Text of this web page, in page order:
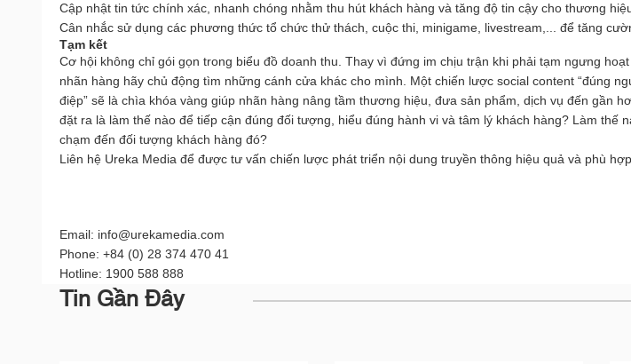
Cập nhật tin tức chính xác, nhanh chóng nhằm thu hút khách hàng và tăng độ tin cậy cho thương
Cân nhắc sử dụng các phương thức tổ chức thử thách, cuộc thi, minigame, livestream,... để tăng
Tạm kết
Cơ hội không chỉ gói gọn trong biểu đồ doanh thu. Thay vì đứng im chịu trận khi phải tạm ngưng
nhãn hàng hãy chủ động tìm những cánh cửa khác cho mình. Một chiến lược social content “đúng
điệp” sẽ là chìa khóa vàng giúp nhãn hàng nâng tầm thương hiệu, đưa sản phẩm, dịch vụ đến gần
đặt ra là làm thế nào để tiếp cận đúng đối tượng, hiểu đúng hành vi và tâm lý khách hàng? Làm thế
chạm đến đối tượng khách hàng đó?
Liên hệ Ureka Media để được tư vấn chiến lược phát triển nội dung truyền thông hiệu quả và phù
Email: info@urekamedia.com
Phone: +84 (0) 28 374 470 41
Hotline: 1900 588 888
Tin Gần Đây